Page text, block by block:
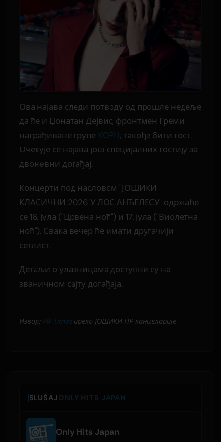
Ова најава следи потврду од прошле недеље
да ће и Џонатан Дејвис, фронтмен Греми
награђиване групе КОРН, такође бити гост.
Очекује се најава још специјалних гостију за
двонeвни догађај.
Концерти под насловом "ЈОШИКИ
КЛАСИЧНИ 2026 У ЛОС АНЂЕЛЕСУ" одржаће
се 16. јула ("Црвена ноћ") и 17. јула ("Виолетна
ноћ"). Свака вечер ће имати другачији
сетлист.
Детаљи о улазницама доступни су на
званичном сајту догађаја.
Извор: PR Timesпреко ЈОШИКИ ПР канцеларије
SLUŠAJONLY HITS JAPAN
Only Hits Japan